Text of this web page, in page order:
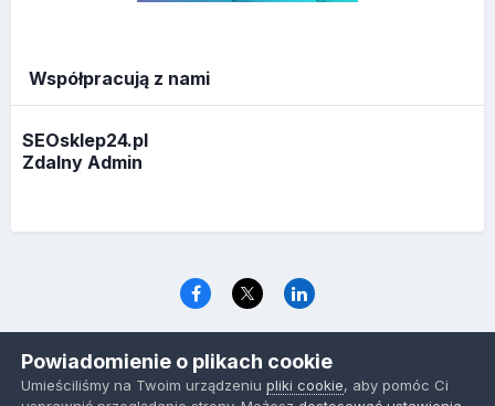
Współpracują z nami
SEOsklep24.pl
Zdalny Admin
www.optymalizacja.com
Powered by Invision Community
Powiadomienie o plikach cookie
Umieściliśmy na Twoim urządzeniupliki cookie, aby pomóc Ci